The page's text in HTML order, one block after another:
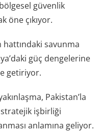
güvenlik
öne çıkıyor.
savunma
güç dengelerine
getiriyor.
Pakistan’la
stratejik işbirliği
anlamına geliyor.